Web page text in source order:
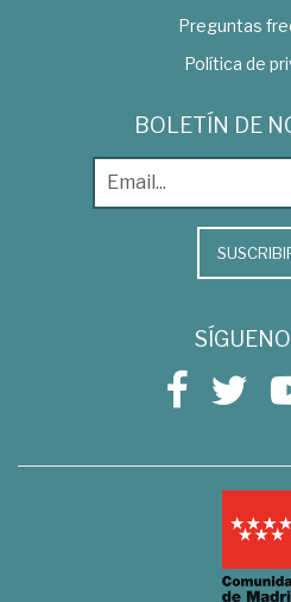
Preguntas
Política de
BOLETÍN DE